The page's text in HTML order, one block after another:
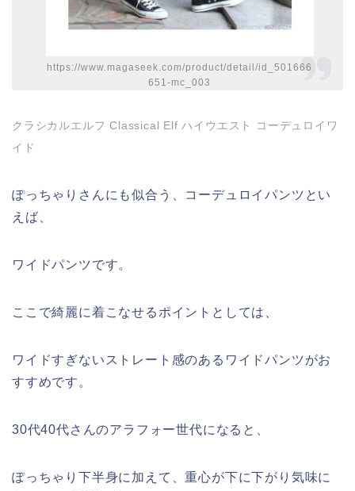
https://www.magaseek.com/product/detail/id_501666
651-mc_003
クラシカルエルフ Classical Elf ハイウエスト コーデュロイワ
イド
ぽっちゃりさんにも似合う、コーデュロイパンツとい
えば、
ワイドパンツです。
ここで綺麗に着こなせるポイントとしては、
ワイドすぎないストレート感のあるワイドパンツがお
すすめです。
30代40代さんのアラフォー世代になると、
ぽっちゃり下半身に加えて、重心が下に下がり気味に